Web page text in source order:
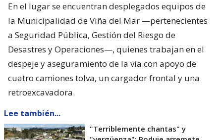
En el lugar se encuentran desplegados equipos de
la Municipalidad de Viña del Mar —pertenecientes
a Seguridad Pública, Gestión del Riesgo de
Desastres y Operaciones—, quienes trabajan en el
despeje y aseguramiento de la vía con apoyo de
cuatro camiones tolva, un cargador frontal y una
retroexcavadora.
Lee también...
"Terriblemente chantas" y